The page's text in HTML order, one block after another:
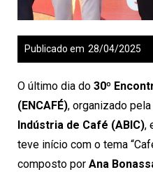
28/04/2025
Publicado em
O último dia do 30º
(ENCAFÉ), organizado pela
Indústria de Café (ABIC),
teve início com o tema
composto por Ana